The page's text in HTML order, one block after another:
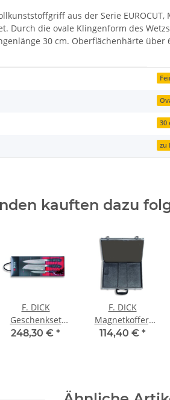
aus der Serie
Durch die ovale Klingenform des
30 cm. Oberflächenhärte über
30
zu
kauften dazu
F. DICK
Geschenkset
Eurasia
248,30 € *
F. DICK
Magnetkoffer,
leer
114,40 € *